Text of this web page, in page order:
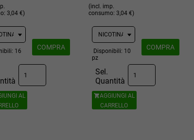
3,04 €)
16
AL
COMPRA
(incl. imp.
consumo: 3,04 €)
Disponibili: 10
pz
Sel.
Quantità
AGGIUNGI AL
CARRELLO
COMPRA